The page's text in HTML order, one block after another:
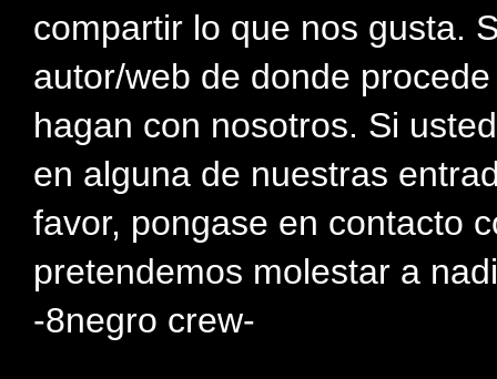
compartir lo que nos gusta.
autor/web de donde
hagan con nosotros. Si
en alguna de nuestras
favor, pongase en contacto
pretendemos molestar a
-8negro crew-